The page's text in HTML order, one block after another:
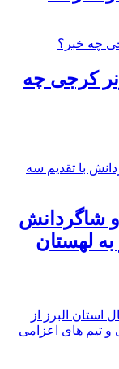
کرجی چه
و شاگردانش
به لهستان